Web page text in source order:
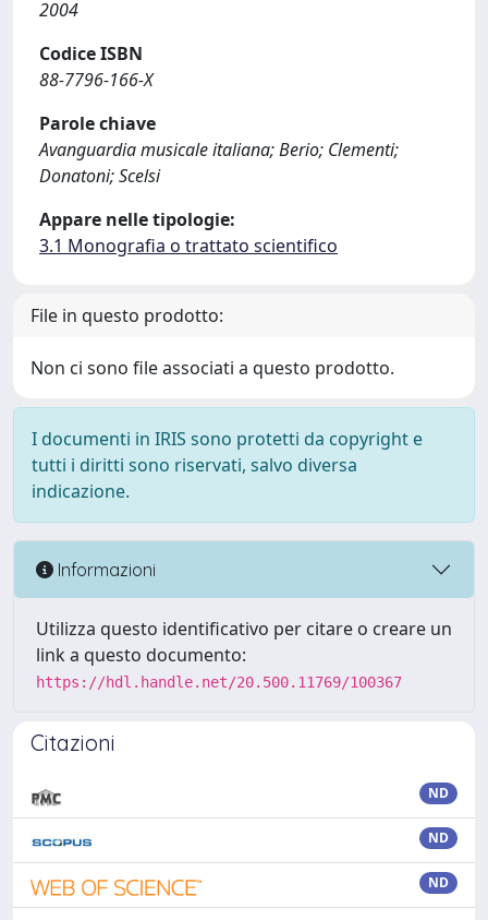
2004
Codice ISBN
88-7796-166-X
Parole chiave
Avanguardia musicale italiana; Berio; Clementi;
Donatoni; Scelsi
Appare nelle tipologie:
3.1 Monografia o trattato scientifico
File in questo prodotto:
Non ci sono file associati a questo prodotto.
I documenti in IRIS sono protetti da copyright e
tutti i diritti sono riservati, salvo diversa
indicazione.
Informazioni
Utilizza questo identificativo per citare o creare un
link a questo documento:
https://hdl.handle.net/20.500.11769/100367
Citazioni
ND
ND
ND